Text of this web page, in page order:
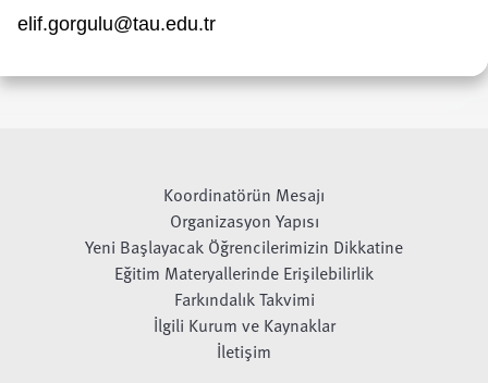
elif.gorgulu@tau.edu.tr
Koordinatörün Mesajı
Organizasyon Yapısı
Yeni Başlayacak Öğrencilerimizin Dikkatine
Eğitim Materyallerinde Erişilebilirlik
Farkındalık Takvimi
İlgili Kurum ve Kaynaklar
İletişim